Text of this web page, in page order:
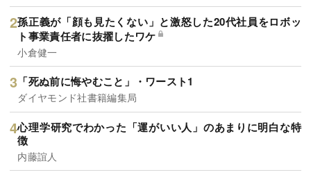
孫正義が「顔も見たくない」と激怒した20代社員をロボッ
ト事業責任者に抜擢したワケ
小倉健一
「死ぬ前に悔やむこと」・ワースト1
ダイヤモンド社書籍編集局
心理学研究でわかった「運がいい人」のあまりに明白な特
徴
内藤誼人